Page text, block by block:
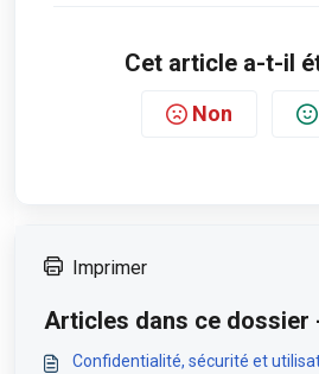
Cet article a-t-il
Non
Imprimer
Articles dans ce dossier
Confidentialité, sécurité et